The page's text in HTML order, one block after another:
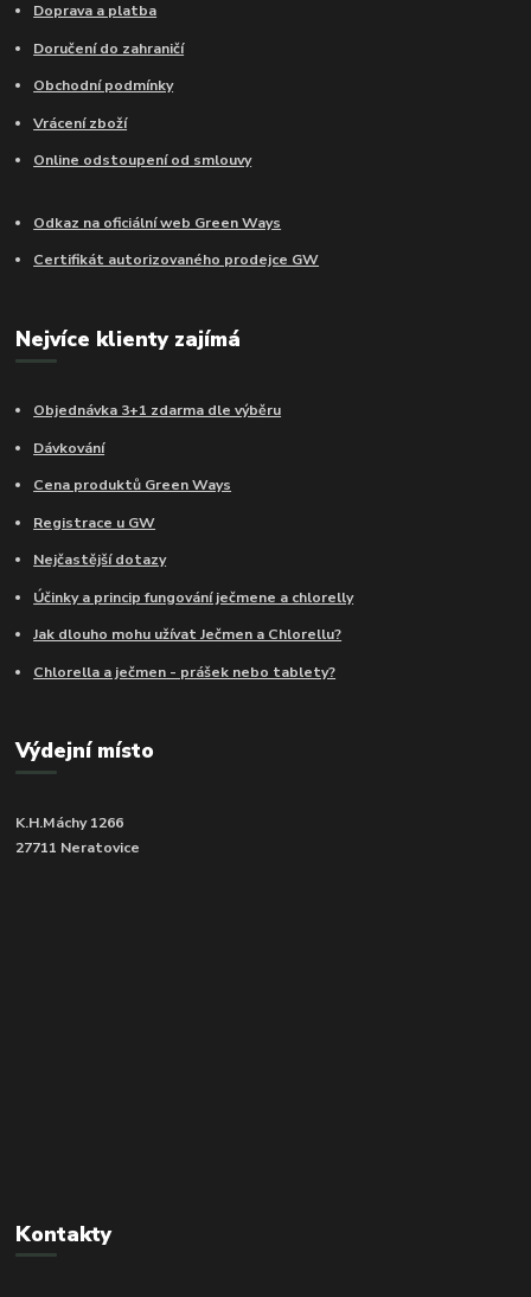
Doprava a platba
Doručení do zahraničí
Obchodní podmínky
Vrácení zboží
Online odstoupení od smlouvy
Odkaz na oficiální web Green Ways
Certifikát autorizovaného prodejce GW
Nejvíce klienty zajímá
Objednávka 3+1 zdarma dle výběru
Dávkování
Cena produktů Green Ways
Registrace u GW
Nejčastější dotazy
Účinky a princip fungování ječmene a chlorelly
Jak dlouho mohu užívat Ječmen a Chlorellu?
Chlorella a ječmen - prášek nebo tablety?
Výdejní místo
K.H.Máchy 1266
27711 Neratovice
Kontakty